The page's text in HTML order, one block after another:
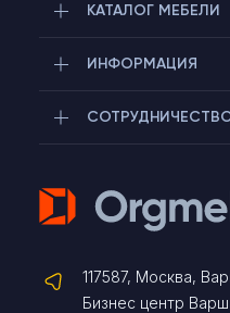
КАТАЛОГ МЕБЕЛИ
ИНФОРМАЦИЯ
117587, Москва,
Бизнес центр
Telegram
Max